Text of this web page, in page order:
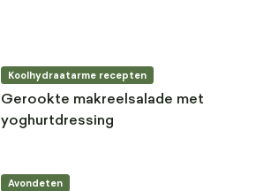
Koolhydraatarme recepten
Gerookte makreelsalade met
yoghurtdressing
Avondeten